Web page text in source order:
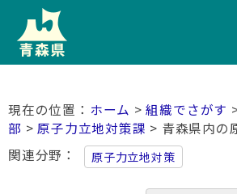
ホーム >組織でさがす
部 >原子力立地対策課 > 青森県内の
関連分野
原子力立地対策